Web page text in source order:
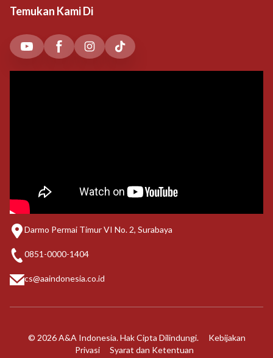
Temukan Kami Di
Darmo Permai Timur VI No. 2, Surabaya
0851-0000-1404
cs@aaindonesia.co.id
© 2026 A&A Indonesia. Hak Cipta Dilindungi.
Kebijakan
Privasi
Syarat dan Ketentuan